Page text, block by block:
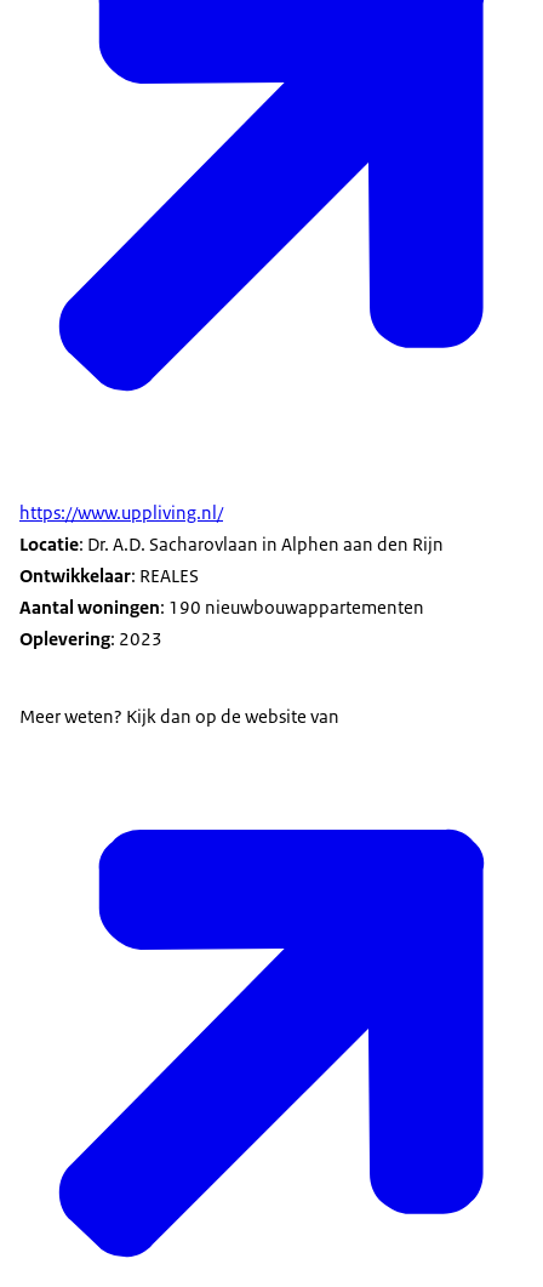
https://www.uppliving.nl/
Locatie: Dr. A.D. Sacharovlaan in Alphen aan den Rijn
Ontwikkelaar: REALES
Aantal woningen: 190 nieuwbouwappartementen
Oplevering: 2023
Meer weten? Kijk dan op de website van